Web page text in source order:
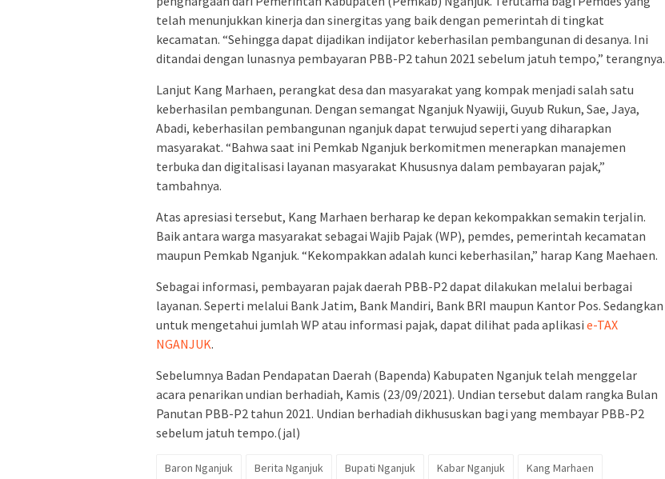
telah menunjukkan kinerja dan sinergitas yang baik dengan pemerintah di tingkat
kecamatan. “Sehingga dapat dijadikan indijator keberhasilan pembangunan di desanya. Ini
ditandai dengan lunasnya pembayaran PBB-P2 tahun 2021 sebelum jatuh tempo,” terangnya.
Lanjut Kang Marhaen, perangkat desa dan masyarakat yang kompak menjadi salah satu
keberhasilan pembangunan. Dengan semangat Nganjuk Nyawiji, Guyub Rukun, Sae, Jaya,
Abadi, keberhasilan pembangunan nganjuk dapat terwujud seperti yang diharapkan
masyarakat. “Bahwa saat ini Pemkab Nganjuk berkomitmen menerapkan manajemen
terbuka dan digitalisasi layanan masyarakat Khususnya dalam pembayaran pajak,”
tambahnya.
Atas apresiasi tersebut, Kang Marhaen berharap ke depan kekompakkan semakin terjalin.
Baik antara warga masyarakat sebagai Wajib Pajak (WP), pemdes, pemerintah kecamatan
maupun Pemkab Nganjuk. “Kekompakkan adalah kunci keberhasilan,” harap Kang Maehaen.
Sebagai informasi, pembayaran pajak daerah PBB-P2 dapat dilakukan melalui berbagai
layanan. Seperti melalui Bank Jatim, Bank Mandiri, Bank BRI maupun Kantor Pos. Sedangkan
untuk mengetahui jumlah WP atau informasi pajak, dapat dilihat pada aplikasi e-TAX
NGANJUK.
Sebelumnya Badan Pendapatan Daerah (Bapenda) Kabupaten Nganjuk telah menggelar
acara penarikan undian berhadiah, Kamis (23/09/2021). Undian tersebut dalam rangka Bulan
Panutan PBB-P2 tahun 2021. Undian berhadiah dikhususkan bagi yang membayar PBB-P2
sebelum jatuh tempo.(jal)
Baron Nganjuk Berita Nganjuk Bupati Nganjuk Kabar Nganjuk
Kang Marhaen